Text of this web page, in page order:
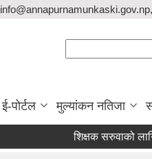
ई-पोर्टल मुल्यांकन नतिजा
शिक्षक सरुवाको लागि